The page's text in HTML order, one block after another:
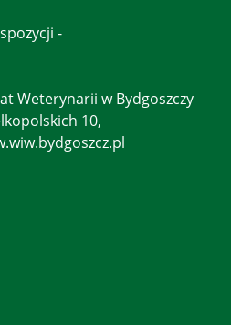
-
Weterynarii w Bydgoszczy
10,